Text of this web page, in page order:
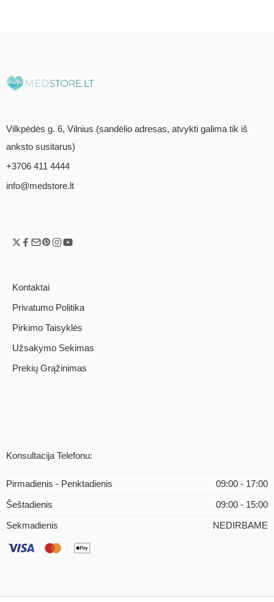
Vilkpėdės g. 6, Vilnius (sandėlio adresas, atvykti galima tik iš
anksto susitarus)
+3706 411 4444
info@medstore.lt
Kontaktai
Privatumo Politika
Pirkimo Taisyklės
Užsakymo Sekimas
Prekių Grąžinimas
Konsultacija Telefonu:
Pirmadienis - Penktadienis 09:00 - 17:00
Šeštadienis 09:00 - 15:00
Sekmadienis NEDIRBAME